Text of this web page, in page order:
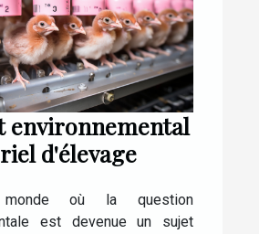
environnemental
d'élevage
où la question
est devenue un sujet